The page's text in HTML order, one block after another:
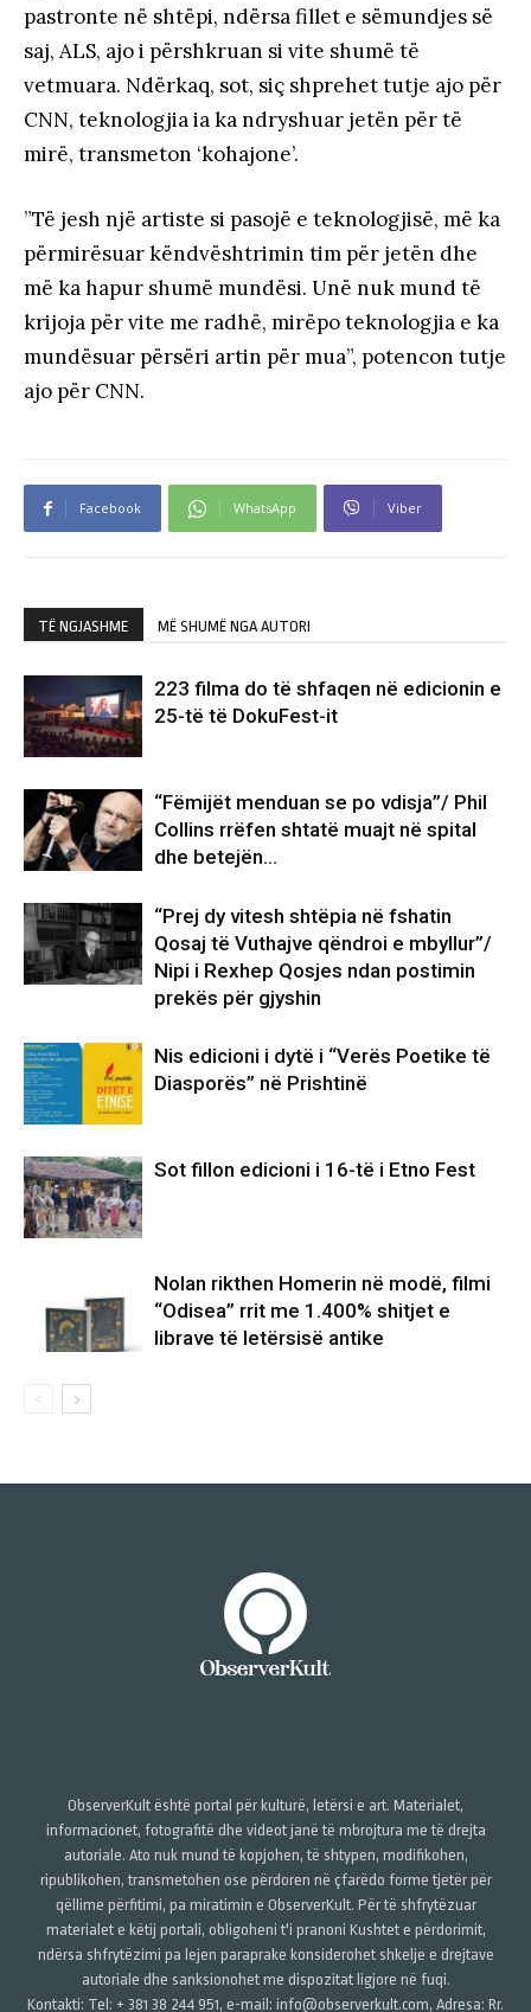
pastronte në shtëpi, ndërsa fillet e sëmundjes së
saj, ALS, ajo i përshkruan si vite shumë të
vetmuara. Ndërkaq, sot, siç shprehet tutje ajo për
CNN, teknologjia ia ka ndryshuar jetën për të
mirë, transmeton ‘kohajone’.
”Të jesh një artiste si pasojë e teknologjisë, më ka
përmirësuar këndvështrimin tim për jetën dhe
më ka hapur shumë mundësi. Unë nuk mund të
krijoja për vite me radhë, mirëpo teknologjia e ka
mundësuar përsëri artin për mua”, potencon tutje
ajo për CNN.
Facebook WhatsApp Viber
TË NGJASHME MË SHUMË NGA AUTORI
223 filma do të shfaqen në edicionin e
25-të të DokuFest-it
“Fëmijët menduan se po vdisja”/ Phil
Collins rrëfen shtatë muajt në spital
dhe betejën…
“Prej dy vitesh shtëpia në fshatin
Qosaj të Vuthajve qëndroi e mbyllur”/
Nipi i Rexhep Qosjes ndan postimin
prekës për gjyshin
Nis edicioni i dytë i “Verës Poetike të
Diasporës” në Prishtinë
Sot fillon edicioni i 16-të i Etno Fest
Nolan rikthen Homerin në modë, filmi
“Odisea” rrit me 1.400% shitjet e
librave të letërsisë antike
ObserverKult është portal për kulturë, letërsi e art. Materialet,
informacionet, fotografitë dhe videot janë të mbrojtura me të drejta
autoriale. Ato nuk mund të kopjohen, të shtypen, modifikohen,
ripublikohen, transmetohen ose përdoren në çfarëdo forme tjetër për
qëllime përfitimi, pa miratimin e ObserverKult. Për të shfrytëzuar
materialet e këtij portali, obligoheni t'i pranoni Kushtet e përdorimit,
ndërsa shfrytëzimi pa lejen paraprake konsiderohet shkelje e drejtave
autoriale dhe sanksionohet me dispozitat ligjore në fuqi.
Kontakti: Tel: + 381 38 244 951, e-mail: info@observerkult.com, Adresa: Rr.